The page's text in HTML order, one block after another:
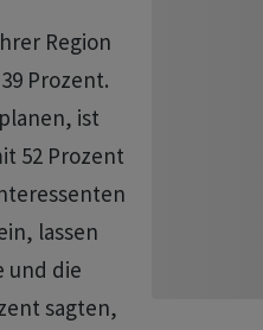
Region
Prozent.
ist
52 Prozent
lassen
und die
sagten,